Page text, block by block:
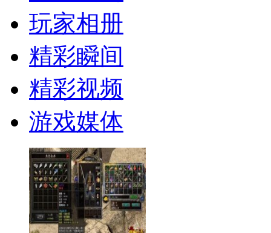
玩家相册
精彩瞬间
精彩视频
游戏媒体